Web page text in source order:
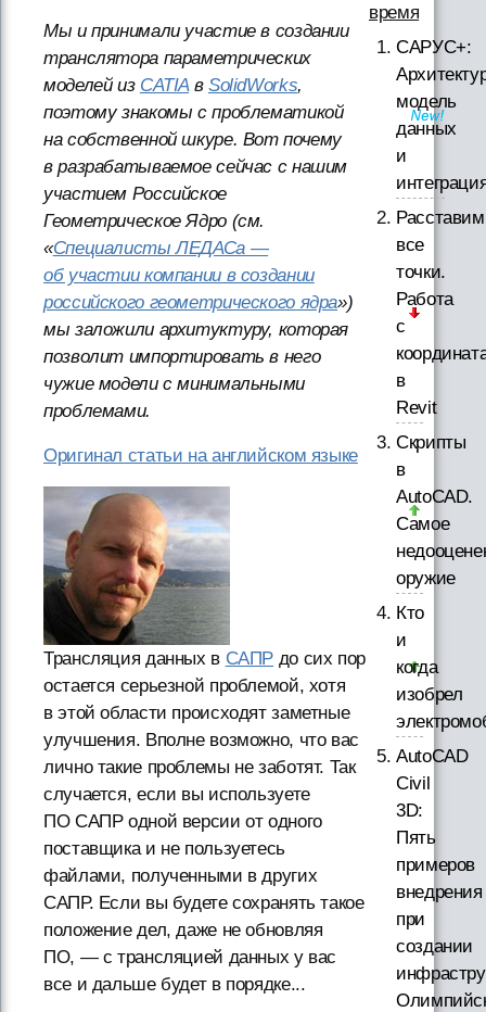
Мы и принимали участие в создании
транслятора параметрических
моделей из CATIAв SolidWorks,
поэтому знакомы с проблематикой
на собственной шкуре. Вот почему
в разрабатываемое сейчас с нашим
участием Российское
Геометрическое Ядро (см.
«Специалисты ЛЕДАСа —
об участии компании в создании
российского геометрического ядра»)
мы заложили архитуктуру, которая
позволит импортировать в него
чужие модели с минимальными
проблемами.
Оригинал статьи на английском языке
Трансляция данных в САПР до сих пор
остается серьезной проблемой, хотя
в этой области происходят заметные
улучшения. Вполне возможно, что вас
лично такие проблемы не заботят. Так
случается, если вы используете
ПО САПР одной версии от одного
поставщика и не пользуетесь
файлами, полученными в других
САПР. Если вы будете сохранять такое
положение дел, даже не обновляя
ПО, — с трансляцией данных у вас
все и дальше будет в порядке...
время
САРУС+:
модель
данных
и
Расставим
все
точки.
Работа
с
в
Revit
Скрипты
в
AutoCAD.
Самое
оружие
Кто
и
когда
изобрел
AutoCAD
Civil
3D:
Пять
примеров
внедрения
при
создании